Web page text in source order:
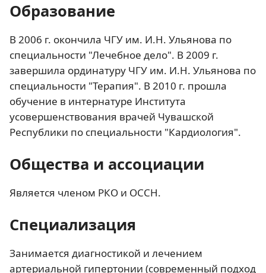
Образование
В 2006 г. окончила ЧГУ им. И.Н. Ульянова по
специальности "Лечебное дело". В 2009 г.
завершила ординатуру ЧГУ им. И.Н. Ульянова по
специальности "Терапия". В 2010 г. прошла
обучение в интернатуре Института
усовершенствования врачей Чувашской
Республики по специальности "Кардиология".
Общества и ассоциации
Является членом РКО и ОССН.
Специализация
Занимается диагностикой и лечением
артериальной гипертонии (современный подход